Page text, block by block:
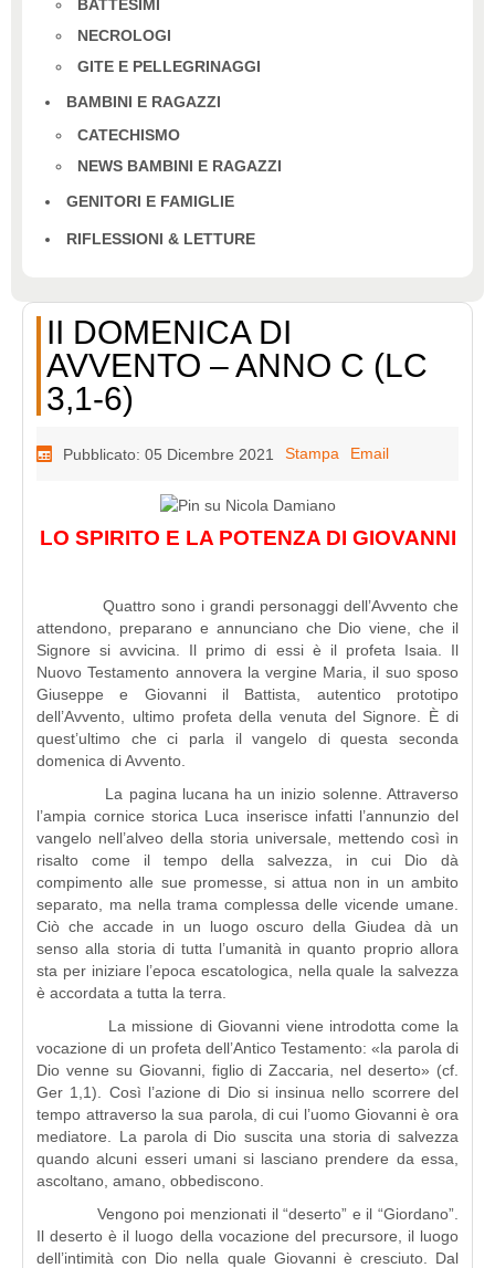
BATTESIMI
NECROLOGI
GITE E PELLEGRINAGGI
BAMBINI E RAGAZZI
CATECHISMO
NEWS BAMBINI E RAGAZZI
GENITORI E FAMIGLIE
RIFLESSIONI & LETTURE
II DOMENICA DI
AVVENTO – ANNO C (LC
3,1-6)
Pubblicato: 05 Dicembre 2021 Stampa Email
LO SPIRITO E LA POTENZA DI GIOVANNI
Quattro sono i grandi personaggi dell’Avvento che
attendono, preparano e annunciano che Dio viene, che il
Signore si avvicina. Il primo di essi è il profeta Isaia. Il
Nuovo Testamento annovera la vergine Maria, il suo sposo
Giuseppe e Giovanni il Battista, autentico prototipo
dell’Avvento, ultimo profeta della venuta del Signore. È di
quest’ultimo che ci parla il vangelo di questa seconda
domenica di Avvento.
La pagina lucana ha un inizio solenne. Attraverso
l’ampia cornice storica Luca inserisce infatti l’annunzio del
vangelo nell’alveo della storia universale, mettendo così in
risalto come il tempo della salvezza, in cui Dio dà
compimento alle sue promesse, si attua non in un ambito
separato, ma nella trama complessa delle vicende umane.
Ciò che accade in un luogo oscuro della Giudea dà un
senso alla storia di tutta l’umanità in quanto proprio allora
sta per iniziare l’epoca escatologica, nella quale la salvezza
è accordata a tutta la terra.
La missione di Giovanni viene introdotta come la
vocazione di un profeta dell’Antico Testamento: «la parola di
Dio venne su Giovanni, figlio di Zaccaria, nel deserto» (cf.
Ger 1,1). Così l’azione di Dio si insinua nello scorrere del
tempo attraverso la sua parola, di cui l’uomo Giovanni è ora
mediatore. La parola di Dio suscita una storia di salvezza
quando alcuni esseri umani si lasciano prendere da essa,
ascoltano, amano, obbediscono.
Vengono poi menzionati il “deserto” e il “Giordano”.
Il deserto è il luogo della vocazione del precursore, il luogo
dell’intimità con Dio nella quale Giovanni è cresciuto. Dal